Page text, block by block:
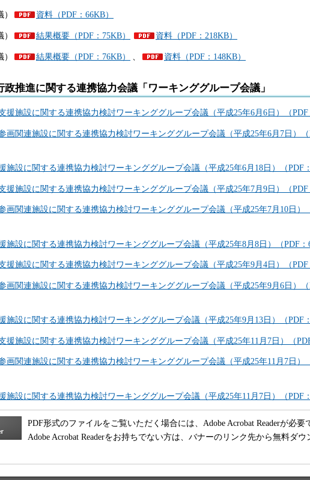
資料（PDF：66KB）
結果概要（PDF：75KB） 資料（PDF：218KB）
結果概要（PDF：76KB） 資料（PDF：148KB）
推進に関する連携協力会議「ワーキンググループ会議」
援施設に関する連携協力検討ワーキンググループ会議（平成25年6月6日）（PDF
画関連施設に関する連携協力検討ワーキンググループ会議（平成25年6月7日）（
施設に関する連携協力検討ワーキンググループ会議（平成25年6月18日）（PDF：
援施設に関する連携協力検討ワーキンググループ会議（平成25年7月9日）（PDF
画関連施設に関する連携協力検討ワーキンググループ会議（平成25年7月10日）
施設に関する連携協力検討ワーキンググループ会議（平成25年8月8日）（PDF：
援施設に関する連携協力検討ワーキンググループ会議（平成25年9月4日）（PDF
画関連施設に関する連携協力検討ワーキンググループ会議（平成25年9月6日）（
施設に関する連携協力検討ワーキンググループ会議（平成25年9月13日）（PDF：
援施設に関する連携協力検討ワーキンググループ会議（平成25年11月7日）（
画関連施設に関する連携協力検討ワーキンググループ会議（平成25年11月7日）
施設に関する連携協力検討ワーキンググループ会議（平成25年11月7日）（PDF：
PDF形式のファイルをご覧いただく場合には、Adobe Acrobat Readerが必要
Adobe Acrobat Readerをお持ちでない方は、バナーのリンク先から無料ダウ